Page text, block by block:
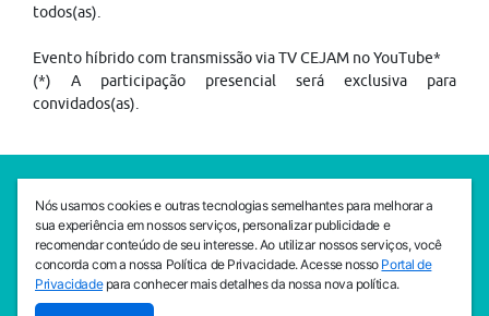
todos(as).
Evento híbrido com transmissão via TV CEJAM no YouTube*
(*) A participação presencial será exclusiva para
convidados(as).
SEDE CEJAM
Av. da Liberdade, 765, Liberdade, São Paulo, 01503-001
(11) 3469 - 1818
INSTITUTO CEJAM
Av. da Liberdade, 765, Liberdade, São Paulo, 01503-001
Nós usamos cookies e outras tecnologias semelhantes para melhorar a
sua experiência em nossos serviços, personalizar publicidade e
recomendar conteúdo de seu interesse. Ao utilizar nossos serviços, você
concorda com a nossa Política de Privacidade. Acesse nosso Portal de
Privacidadepara conhecer mais detalhes da nossa nova política.